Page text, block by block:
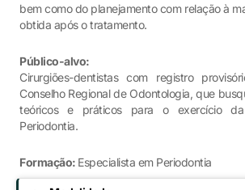
bem como do planejamento com relação à
obtida após o tratamento.
Público-alvo:
Cirurgiões-dentistas com registro
Conselho Regional de Odontologia, que
teóricos e práticos para o exercício
Periodontia.
Formação: Especialista em Periodontia